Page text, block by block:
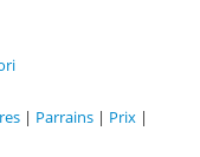
| Parrains | Prix |